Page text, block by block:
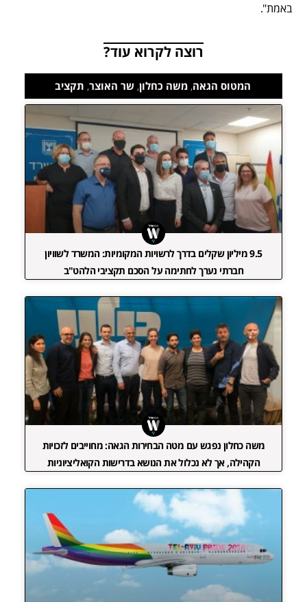
באמת".
רוצה לקרוא עוד?
המטוס הגאה, משה כחלון, שר האוצר, תקציב
9.5 מיליון שקלים בדרך לרשויות המקומיות: המשרד לשוויון
חברתי נערך לחתימה על הסכם תקציבי הלהט"ב
משה כחלון נפגש עם מטה הבחירות הגאה: מחוייבים לזכויות
הקהילה, אך לא נכלול את הנושא בדרישות הקואליציוניות